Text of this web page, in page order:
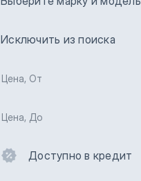
Исключить из поиска
Цена, От
Цена, До
Доступно в кредит